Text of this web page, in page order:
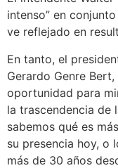
intenso” en
ve reflejado en
En tanto, el
Gerardo Genre
oportunidad para
la trascendencia de
sabemos qué es
su presencia hoy, o
más de 30 años